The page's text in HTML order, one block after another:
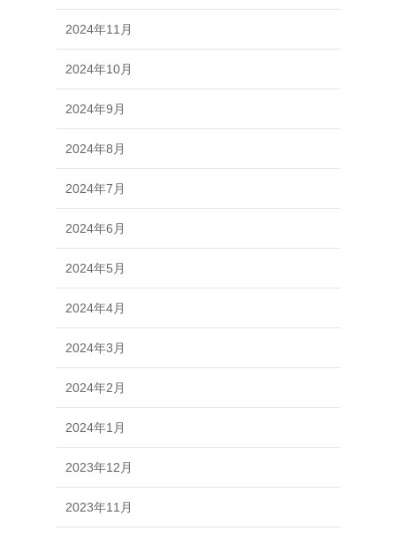
2024年11月
2024年10月
2024年9月
2024年8月
2024年7月
2024年6月
2024年5月
2024年4月
2024年3月
2024年2月
2024年1月
2023年12月
2023年11月